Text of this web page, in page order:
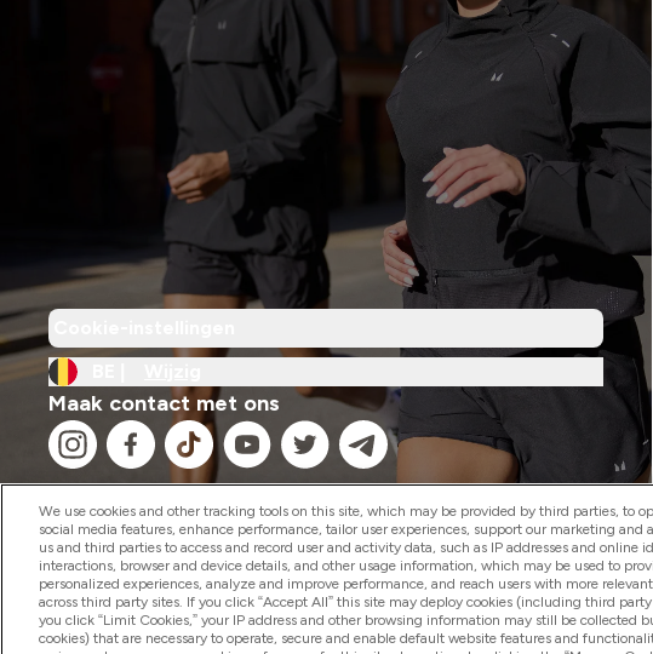
Maak contact met ons
2026 The Hut.com Ltd
We use cookies and other tracking tools on this site, which may be provided by third parties, to
social media features, enhance performance, tailor user experiences, support our marketing and
us and third parties to access and record user and activity data, such as IP addresses and online
interactions, browser and device details, and other usage information, which may be used to
personalized experiences, analyze and improve performance, and reach users with more
across third party sites. If you click “Accept All” this site may deploy cookies (including third
you click “Limit Cookies,” your IP address and other browsing information may still be collected
cookies) that are necessary to operate, secure and enable default website features and